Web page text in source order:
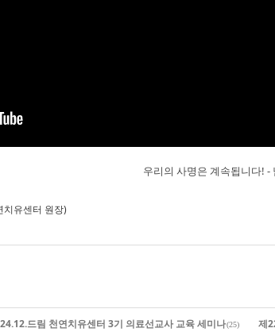
우리의 사명은 계속됩니다!
치유센터 원장)
드림 천연치유센터 3기 의료선교사 교육 세미나(25) 제